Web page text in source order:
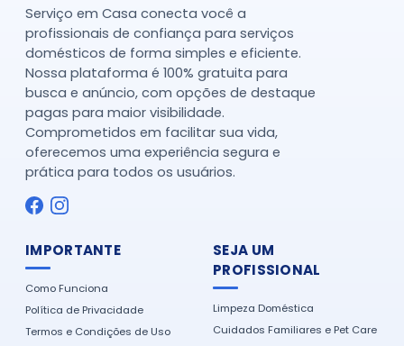
Serviço em Casa conecta você a
profissionais de confiança para serviços
domésticos de forma simples e eficiente.
Nossa plataforma é 100% gratuita para
busca e anúncio, com opções de destaque
pagas para maior visibilidade.
Comprometidos em facilitar sua vida,
oferecemos uma experiência segura e
prática para todos os usuários.
IMPORTANTE
Como Funciona
Política de Privacidade
Termos e Condições de Uso
SEJA UM
PROFISSIONAL
Limpeza Doméstica
Cuidados Familiares e Pet Care